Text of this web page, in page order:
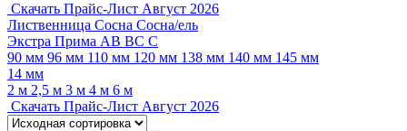
Скачать Прайс-Лист Август 2026
Лиственница Сосна Сосна/ель
Экстра Прима АВ ВС С
90 мм 96 мм 110 мм 120 мм 138 мм 140 мм 145 мм
14 мм
2 м 2,5 м 3 м 4 м 6 м
Скачать Прайс-Лист Август 2026